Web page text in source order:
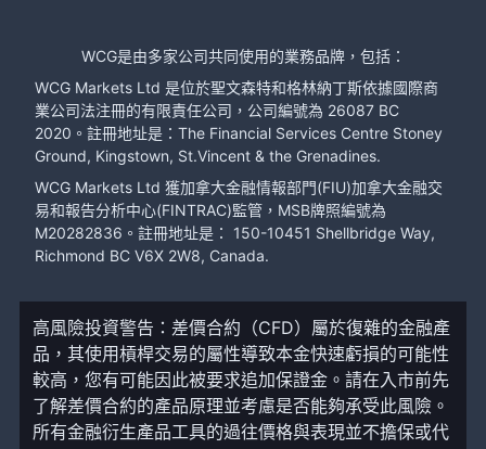
WCG是由多家公司共同使用的業務品牌，包括：
WCG Markets Ltd 是位於聖文森特和格林納丁斯依據國際商
業公司法注冊的有限責任公司，公司編號為 26087 BC
2020。註冊地址是：The Financial Services Centre Stoney
Ground, Kingstown, St.Vincent & the Grenadines.
WCG Markets Ltd 獲加拿大金融情報部門(FIU)加拿大金融交
易和報告分析中心(FINTRAC)監管，MSB牌照編號為
M20282836。註冊地址是： 150-10451 Shellbridge Way,
Richmond BC V6X 2W8, Canada.
高風險投資警告：差價合約（CFD）屬於復雜的金融產
品，其使用槓桿交易的屬性導致本金快速虧損的可能性
較高，您有可能因此被要求追加保證金。請在入市前先
了解差價合約的產品原理並考慮是否能夠承受此風險。
所有金融衍生產品工具的過往價格與表現並不擔保或代